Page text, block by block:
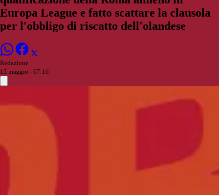
Europa League e fatto scattare la clausola
per l'obbligo di riscatto dell'olandese
Redazione
15 maggio - 07:16